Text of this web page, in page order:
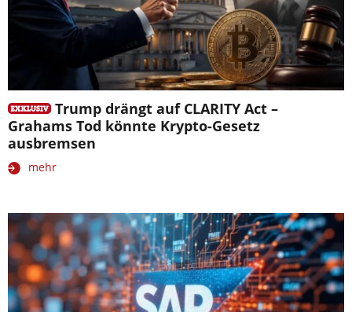
Trump drängt auf CLARITY Act –
Grahams Tod könnte Krypto-Gesetz
ausbremsen
mehr